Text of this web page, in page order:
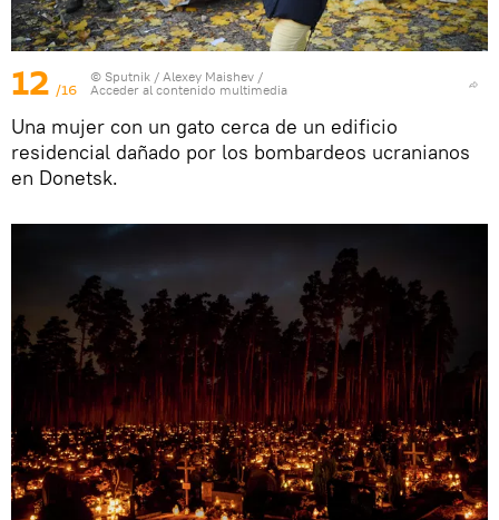
12 /16
© Sputnik / Alexey Maishev /
Acceder al contenido multimedia
Una mujer con un gato cerca de un edificio
residencial dañado por los bombardeos ucranianos
en Donetsk.